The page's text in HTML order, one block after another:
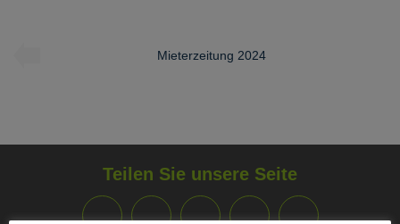
Mieterzeitung 2024
Teilen Sie unsere Seite